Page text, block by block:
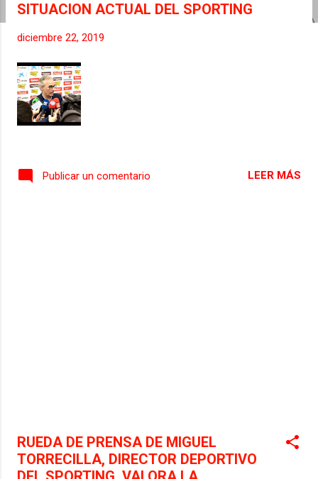
SITUACION ACTUAL DEL SPORTING
diciembre 22, 2019
Publicar un comentario LEER MÁS
RUEDA DE PRENSA DE MIGUEL
TORRECILLA, DIRECTOR DEPORTIVO